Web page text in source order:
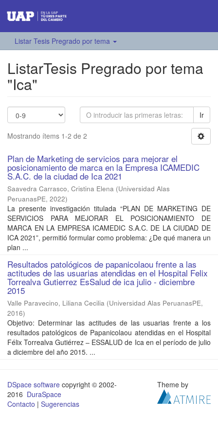
Listar Tesis Pregrado por tema
ListarTesis Pregrado por tema
"Ica"
Ir
Mostrando ítems 1-2 de 2
Plan de Marketing de servicios para mejorar el
posicionamiento de marca en la Empresa ICAMEDIC
S.A.C. de la ciudad de Ica 2021
Saavedra Carrasco, Cristina Elena (Universidad Alas
PeruanasPE, 2022)
La presente investigación titulada “PLAN DE MARKETING DE
SERVICIOS PARA MEJORAR EL POSICIONAMIENTO DE
MARCA EN LA EMPRESA ICAMEDIC S.A.C. DE LA CIUDAD DE
ICA 2021”, permitió formular como problema: ¿De qué manera un
plan ...
Resultados patológicos de papanicolaou frente a las
actitudes de las usuarias atendidas en el Hospital Felix
Torrealva Gutierrez EsSalud de ica julio - diciembre
2015
Valle Paravecino, Liliana Cecilia (Universidad Alas PeruanasPE,
2016)
Objetivo: Determinar las actitudes de las usuarias frente a los
resultados patológicos de Papanicolaou atendidas en el Hospital
Félix Torrealva Gutiérrez – ESSALUD de Ica en el período de julio
a diciembre del año 2015. ...
DSpace software copyright © 2002-
2016 DuraSpace
Contacto | Sugerencias
Theme by